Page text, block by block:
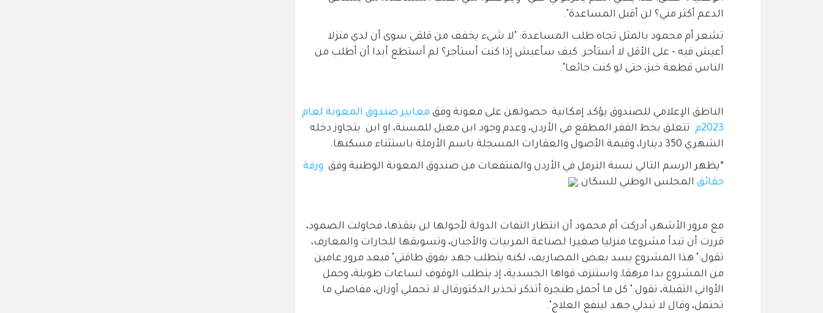
الدعم أكثر مني؟ لن أقبل المساعدة".
تشعر أم محمود بالمثل تجاه طلب المساعدة: "لا شيء يخفف من قلقي سوى أن لدي منزلا
أعيش فيه - على الأقل لا أستأجر. كيف سأعيش إذا كنت أستأجر؟ لم أستطع أبدا أن أطلب من
الناس قطعة خبز، حتى لو كنت جائعا".
الناطق الإعلامي للصندوق يؤكد إمكانية حصولهن على معونة وفق معايير صندوق المعونة لعام
2023م
تتعلق بخط الفقر المطقع في الأردن، وعدم وجود ابن معيل للمسنة، او ابن يتجاوز دخله
الشهري 350 دينارا، وقيمة الأصول والعقارات المسجلة باسم الأرملة باستثناء مسكنها.
*يظهر الرسم التالي نسبة الترمل في الأردن والمنتفعات من صندوق المعونة الوطنية وفق ورقة
حقائق المجلس الوطني للسكان.
مع مرور الأشهر، أدركت أم محمود أن انتظار التفات الدولة لأحولها لن ينقذها، فحاولت الصمود،
قررت أن تبدأ مشروعا منزليا صغيرا لصناعة المربيات والأجبان، وتسويقها للجارات والمعارف،
تقول:" هذا المشروع يسد بعض المصاريف، لكنه يتطلب جهد يفوق طاقتي" فبعد مرور عامين
من المشروع بدا مرهقاـ واستنزف قواها الجسدية، إذ يتطلب الوقوف لساعات طويلة، وحمل
الأواني الثقيلة، تقول:" كل ما أحمل طنجرة أتذكر تحذير الدكتورقال لا تحملي أوزان، مفاصلي ما
تحتمل، وقال لا تبذلي جهد لينفع العلاج".